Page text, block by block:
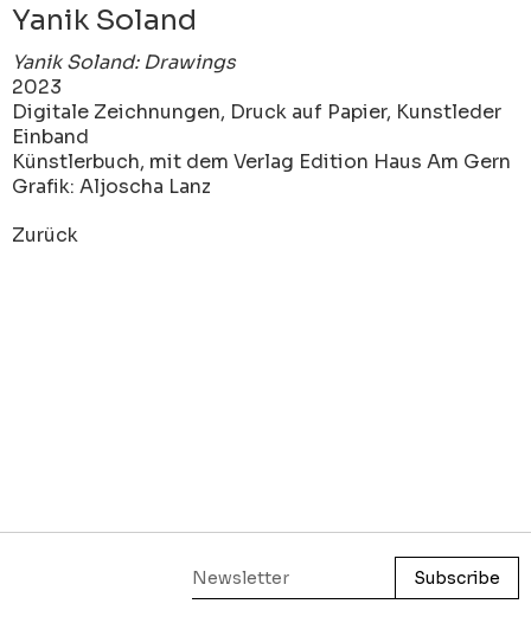
Yanik Soland
Yanik Soland: Drawings
2023
Digitale Zeichnungen, Druck auf Papier, Kunstleder
Einband
Künstlerbuch, mit dem Verlag Edition Haus Am Gern
Grafik: Aljoscha Lanz
Zurück